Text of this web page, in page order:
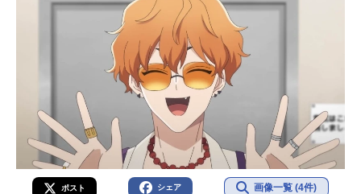
ポスト シェア 画像一覧 (4件)